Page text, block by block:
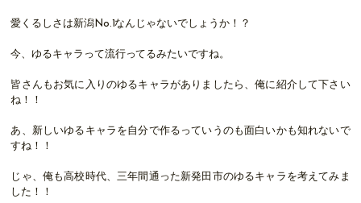
愛くるしさは新潟No.1なんじゃないでしょうか！？
今、ゆるキャラって流行ってるみたいですね。
皆さんもお気に入りのゆるキャラがありましたら、俺に紹介して下さい
ね！！
あ、新しいゆるキャラを自分で作るっていうのも面白いかも知れないで
すね！！
じゃ、俺も高校時代、三年間通った新発田市のゆるキャラを考えてみま
した！！